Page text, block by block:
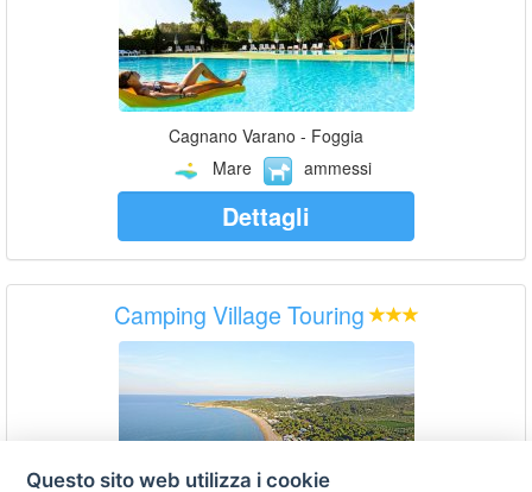
Cagnano Varano - Foggia
Mare
ammessi
Dettagli
Camping Village Touring
Questo sito web utilizza i cookie